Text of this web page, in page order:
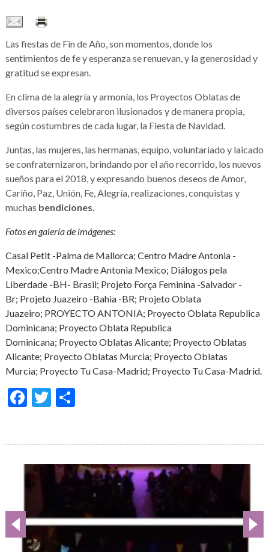
Las fiestas de Fin de Año, son momentos, donde los
sentimientos de fe y esperanza se renuevan, y la generosidad y
gratitud se expresan.
En clima de la alegría y armonía, los Proyectos Oblatas de
diversos países celebraron ilusionados y de manera propia,
según costumbres de cada lugar, la Fiesta de Navidad.
Juntas, las mujeres, las hermanas, equipo, voluntariado y laicado
se confraternizaron, brindando por el año recorrido, los nuevos
sueños para el 2018, y expresando buenos deseos de Amor,
Cariño, Paz, Unión, Fe, Alegría, realizaciones, conquistas y
muchas bendiciones.
Fotos en galería de imágenes:
Casal Petit -Palma de Mallorca; Centro Madre Antonia -
Mexico;Centro Madre Antonia Mexico; Diálogos pela
Liberdade -BH- Brasil; Projeto Força Feminina -Salvador -
Br; Projeto Juazeiro -Bahia -BR; Projeto Oblata
Juazeiro; PROYECTO ANTONIA; Proyecto Oblata Republica
Dominicana; Proyecto Oblata Republica
Dominicana; Proyecto Oblatas Alicante; Proyecto Oblatas
Alicante; Proyecto Oblatas Murcia; Proyecto Oblatas
Murcia; Proyecto Tu Casa-Madrid; Proyecto Tu Casa-Madrid.
Facebook
Twitter
Share
Galería
imágenes